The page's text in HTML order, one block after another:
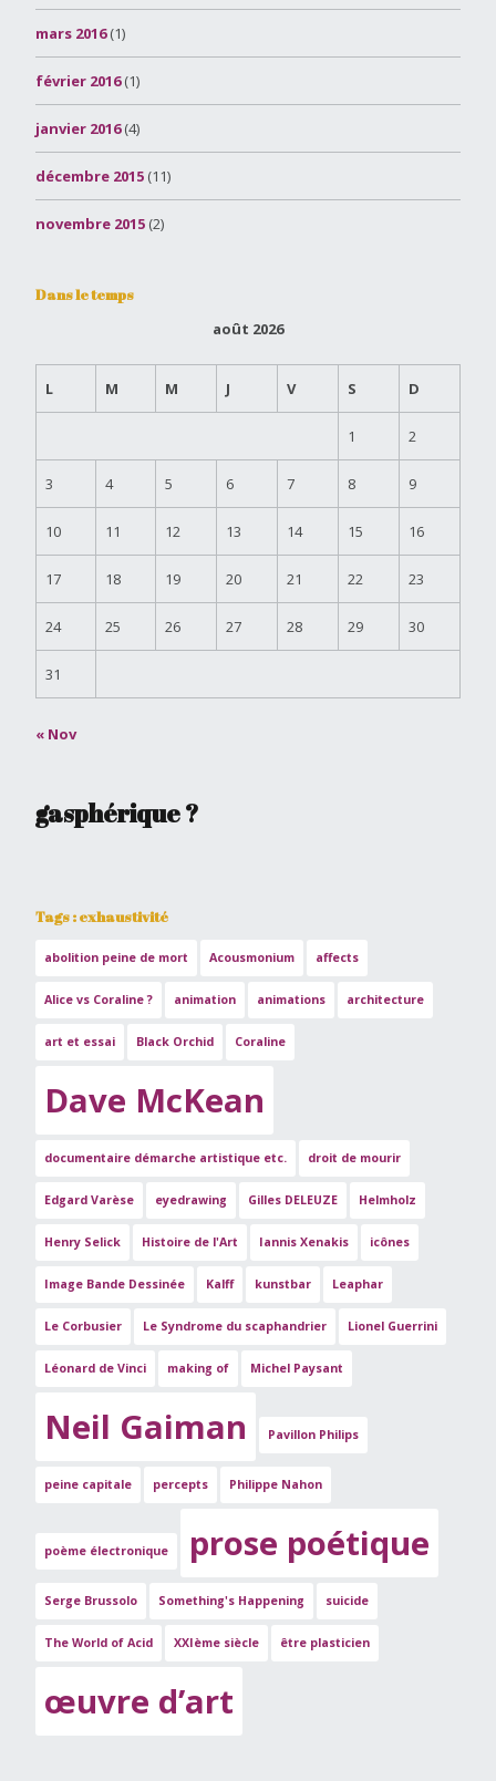
mars 2016(1)
février 2016(1)
janvier 2016(4)
décembre 2015 (11)
novembre 2015 (2)
Dans le temps
août 2026
L M M J V S D
1 2
3 4 5 6 7 8 9
10 11 12 13 14 15 16
17 18 19 20 21 22 23
24 25 26 27 28 29 30
31
« Nov
gasphérique ?
Tags : exhaustivité
abolition peine de mort Acousmonium affects
Alice vs Coraline ? animation animations architecture
art et essai Black Orchid Coraline
Dave McKean
documentaire démarche artistique etc. droit de mourir
Edgard Varèse eyedrawing Gilles DELEUZE Helmholz
Henry Selick Histoire de l'Art Iannis Xenakis icônes
Image Bande Dessinée Kalff kunstbar Leaphar
Le Corbusier Le Syndrome du scaphandrier Lionel Guerrini
Léonard de Vinci making of Michel Paysant
Neil Gaiman Pavillon Philips
peine capitale percepts Philippe Nahon
poème électronique prose poétique
Serge Brussolo Something's Happening suicide
The World of Acid XXIème siècle être plasticien
œuvre d’art